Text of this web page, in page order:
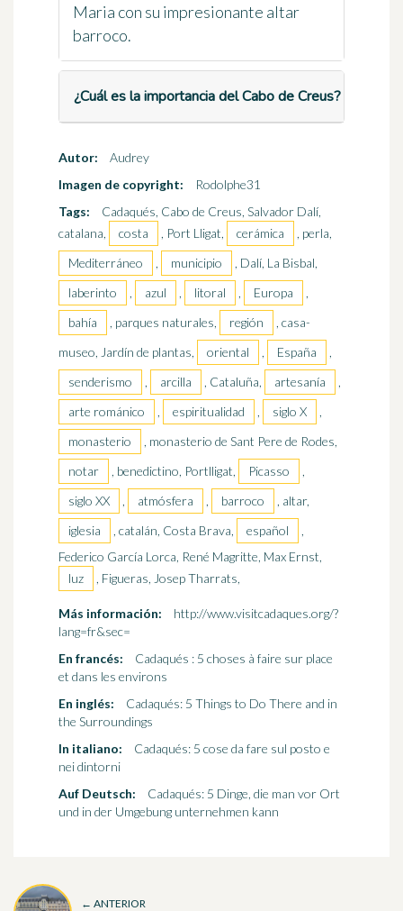
Maria con su impresionante altar
barroco.
¿Cuál es la importancia del Cabo de Creus?
Autor:
Audrey
Imagen de copyright:
Rodolphe31
Tags:
Cadaqués, Cabo de Creus, Salvador Dalí,
catalana,
costa , Port Lligat, cerámica
, perla,
Mediterráneo
, municipio
, Dalí, La Bisbal,
laberinto
, azul , litoral , Europa
,
bahía
, parques naturales, región
, casa-
museo, Jardín de plantas,
oriental , España
,
senderismo
, arcilla , Cataluña, artesanía
,
arte románico
, espiritualidad , siglo X
,
monasterio
, monasterio de Sant Pere de Rodes,
notar
, benedictino, Portlligat, Picasso
,
siglo XX
, atmósfera , barroco
, altar,
iglesia
, catalán, Costa Brava, español
,
Federico García Lorca, René Magritte, Max Ernst,
luz
, Figueras, Josep Tharrats,
Más información:
http://www.visitcadaques.org/?
lang=fr&sec=
En francés:
Cadaqués : 5 choses à faire sur place
et dans les environs
En inglés:
Cadaqués: 5 Things to Do There and in
the Surroundings
In italiano:
Cadaqués: 5 cose da fare sul posto e
nei dintorni
Auf Deutsch:
Cadaqués: 5 Dinge, die man vor Ort
und in der Umgebung unternehmen kann
← ANTERIOR